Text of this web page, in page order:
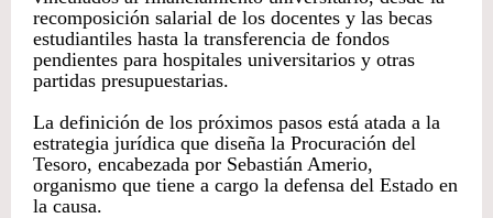
recomposición salarial de los docentes y las becas
estudiantiles hasta la transferencia de fondos
pendientes para hospitales universitarios y otras
partidas presupuestarias.
La definición de los próximos pasos está atada a la
estrategia jurídica que diseña la Procuración del
Tesoro, encabezada por Sebastián Amerio,
organismo que tiene a cargo la defensa del Estado en
la causa.